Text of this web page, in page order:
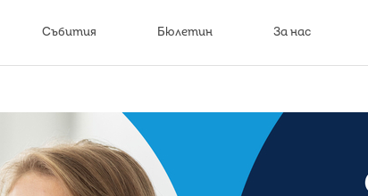
Събития Бюлетин За нас